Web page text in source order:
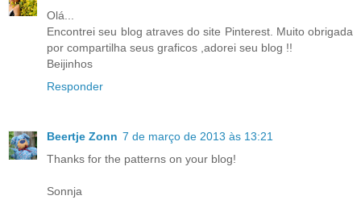
Olá...
Encontrei seu blog atraves do site Pinterest. Muito obrigada
por compartilha seus graficos ,adorei seu blog !!
Beijinhos
Responder
Beertje Zonn 7 de março de 2013 às 13:21
Thanks for the patterns on your blog!
Sonnja